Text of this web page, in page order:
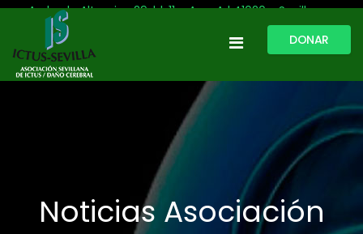
Avda. de Altamira, 29, bl. 11 – Acc. A | 41020 - Sevilla
954 513 999
ictussevilla@hotmail.com
DONAR
Noticias Asociación